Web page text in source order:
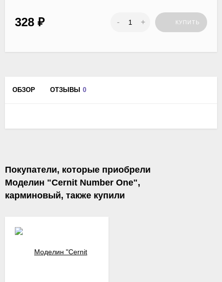
328 ₽ - + КУПИТЬ
ОБЗОР ОТЗЫВЫ 0
Покупатели, которые приобрели
Моделин "Cernit Number One",
карминовый, также купили